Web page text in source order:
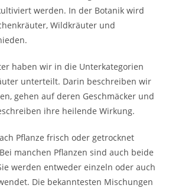
werden. In der Botanik wird
Wildkräuter und
haben wir in die Unterkategorien
unterteilt. Darin beschreiben wir
gehen auf deren Geschmäcker und
ihre heilende Wirkung.
Pflanze frisch oder getrocknet
manchen Pflanzen sind auch beide
werden entweder einzeln oder auch
Die bekanntesten Mischungen